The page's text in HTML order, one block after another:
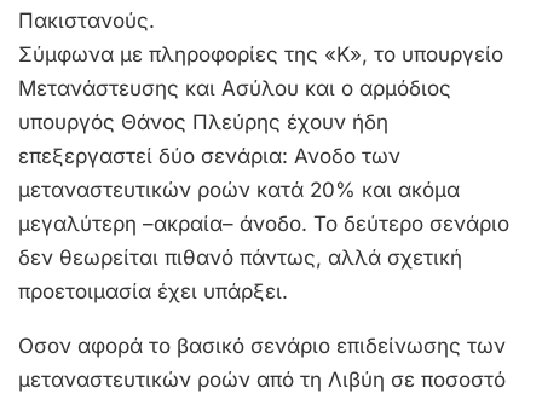
Πακιστανούς.
Σύμφωνα με πληροφορίες της «Κ», το υπουργείο
Μετανάστευσης και Ασύλου και ο αρμόδιος
υπουργός Θάνος Πλεύρης έχουν ήδη
επεξεργαστεί δύο σενάρια: Ανοδο των
μεταναστευτικών ροών κατά 20% και ακόμα
μεγαλύτερη –ακραία– άνοδο. Το δεύτερο σενάριο
δεν θεωρείται πιθανό πάντως, αλλά σχετική
προετοιμασία έχει υπάρξει.
Οσον αφορά το βασικό σενάριο επιδείνωσης των
μεταναστευτικών ροών από τη Λιβύη σε ποσοστό